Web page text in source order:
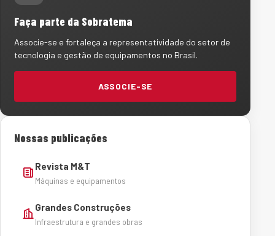
Faça parte da Sobratema
Associe-se e fortaleça a representatividade do setor de
tecnologia e gestão de equipamentos no Brasil.
ASSOCIE-SE
Nossas publicações
Revista M&T
Máquinas e equipamentos
Grandes Construções
Infraestrutura e grandes obras